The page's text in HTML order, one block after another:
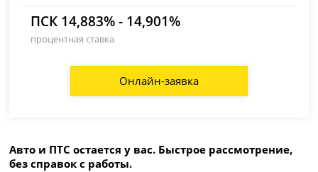
Авто и ПТС остается у вас. Быстрое рассмотрение,
без справок с работы.
ПСК 14,883% - 14,901%
процентная ставка
Онлайн-заявка